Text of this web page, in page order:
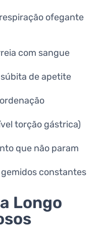
ofegante
com sangue
de apetite
torção gástrica)
que não param
constantes
Longo